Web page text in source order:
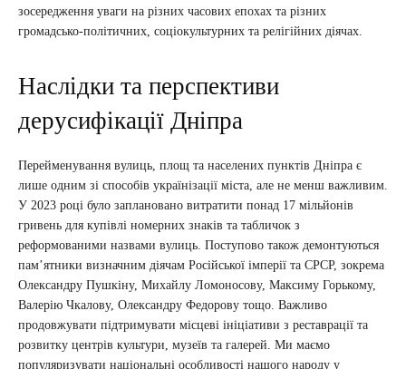
зосередження уваги на різних часових епохах та різних
громадсько-політичних, соціокультурних та релігійних діячах.
Наслідки та перспективи
дерусифікації Дніпра
Перейменування вулиць, площ та населених пунктів Дніпра є
лише одним зі способів українізації міста, але не менш важливим.
У 2023 році було заплановано витратити понад 17 мільйонів
гривень для купівлі номерних знаків та табличок з
реформованими назвами вулиць. Поступово також демонтуються
пам’ятники визначним діячам Російської імперії та СРСР, зокрема
Олександру Пушкіну, Михайлу Ломоносову, Максиму Горькому,
Валерію Чкалову, Олександру Федорову тощо. Важливо
продовжувати підтримувати місцеві ініціативи з реставрації та
розвитку центрів культури, музеїв та галерей. Ми маємо
популяризувати національні особливості нашого народу у